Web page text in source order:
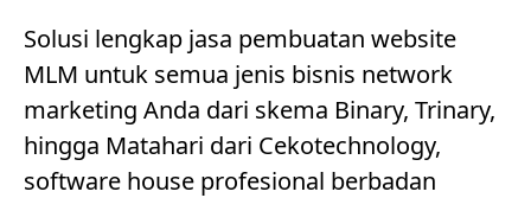
Solusi lengkap jasa pembuatan website
MLM untuk semua jenis bisnis network
marketing Anda dari skema Binary, Trinary,
hingga Matahari dari Cekotechnology,
software house profesional berbadan